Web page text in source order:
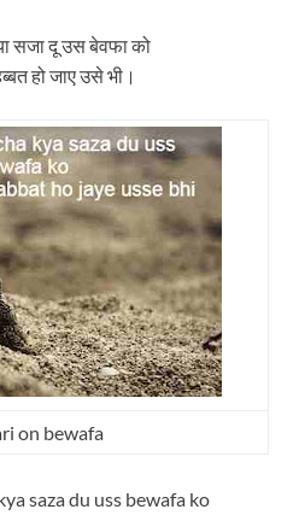
सजा दू उस बेवफा को
हो जाए उसे भी।
on bewafa
saza du uss bewafa ko